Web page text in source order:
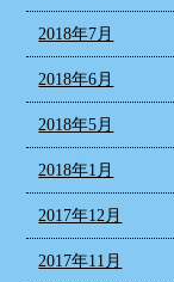
2018年7月
2018年6月
2018年5月
2018年1月
2017年12月
2017年11月